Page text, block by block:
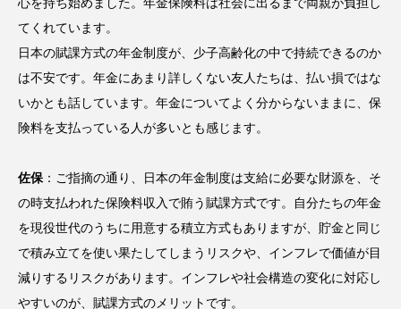
てくれています。
日本の賦課方式の年金制度が、少子高齢化の中で持続できるのか
は不安です。年金にあまり詳しくない友人たちは、払い損ではな
いかとも話しています。年金についてよく分からないままに、保
険料を支払っている人が多いとも感じます。
佐保 ：ご指摘の通り、日本の年金制度は支給に必要な財源を、そ
の時支払われた保険料収入で賄う賦課方式です。自分たちの年金
を現役世代のうちに用意する積立方式もありますが、貯金と同じ
で積み立てを使い果たしてしまうリスクや、インフレで価値が目
減りするリスクがあります。インフレや社会構造の変化に対応し
やすいのが、賦課方式のメリットです。